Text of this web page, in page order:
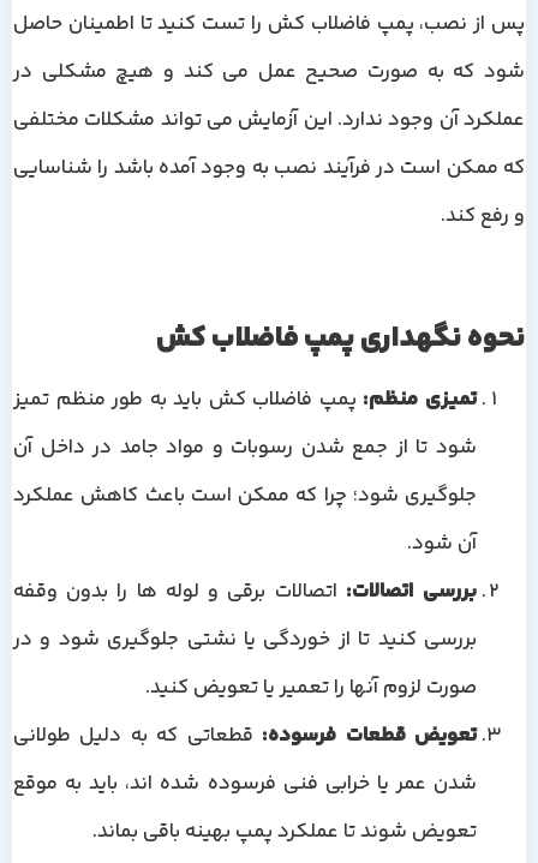
پس از نصب، پمپ فاضلاب کش را تست کنید تا اطمینان حاصل
شود که به صورت صحیح عمل می کند و هیچ مشکلی در
عملکرد آن وجود ندارد. این آزمایش می تواند مشکلات مختلفی
که ممکن است در فرآیند نصب به وجود آمده باشد را شناسایی
و رفع کند.
نحوه نگهداری پمپ فاضلاب کش
تمیزی منظم: پمپ فاضلاب کش باید به طور منظم تمیز
شود تا از جمع شدن رسوبات و مواد جامد در داخل آن
جلوگیری شود؛ چرا که ممکن است باعث کاهش عملکرد
آن شود.
بررسی اتصالات: اتصالات برقی و لوله ها را بدون وقفه
بررسی کنید تا از خوردگی یا نشتی جلوگیری شود و در
صورت لزوم آنها را تعمیر یا تعویض کنید.
تعویض قطعات فرسوده: قطعاتی که به دلیل طولانی
شدن عمر یا خرابی فنی فرسوده شده اند، باید به موقع
تعویض شوند تا عملکرد پمپ بهینه باقی بماند.